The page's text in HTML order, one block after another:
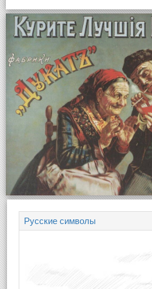
Русские символы